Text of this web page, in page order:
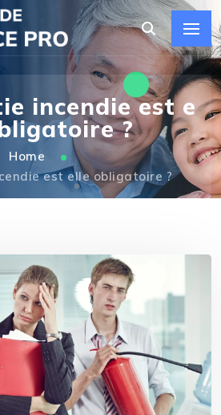
incendie est e
?
Home
est elle obligatoire ?